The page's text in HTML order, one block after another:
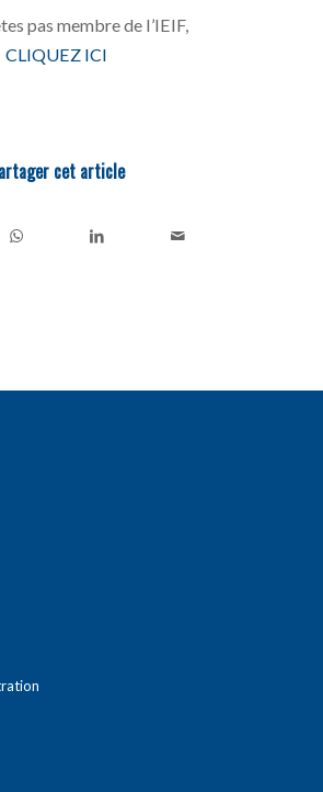
pas membre de l’IEIF,
CLIQUEZ ICI
cet article